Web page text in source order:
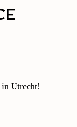
Utrecht!